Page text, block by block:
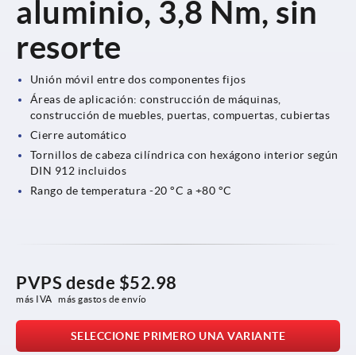
aluminio, 3,8 Nm, sin
resorte
Unión móvil entre dos componentes fijos
Áreas de aplicación: construcción de máquinas,
construcción de muebles, puertas, compuertas, cubiertas
Cierre automático
Tornillos de cabeza cilíndrica con hexágono interior según
DIN 912 incluidos
Rango de temperatura -20 °C a +80 °C
PVPS desde $52.98
más IVA más gastos de envío
SELECCIONE PRIMERO UNA VARIANTE